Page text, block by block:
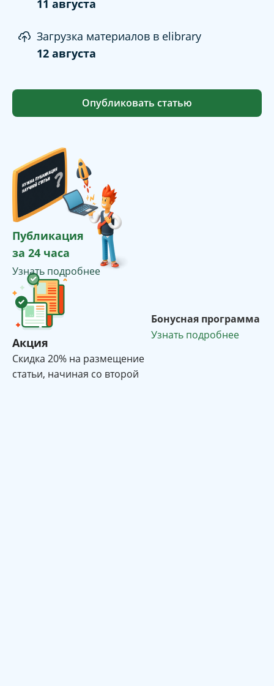
11 августа
Загрузка материалов в elibrary
12 августа
Опубликовать статью
Публикация
за 24 часа
Узнать подробнее
Акция
Cкидка 20% на размещение
статьи, начиная со второй
Бонусная программа
Узнать подробнее